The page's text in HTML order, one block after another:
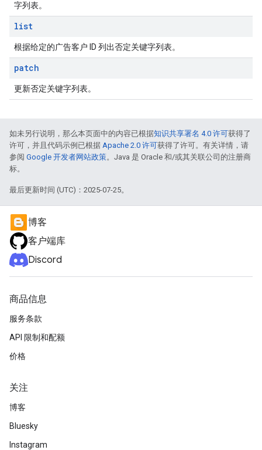
字列表。
list
根据给定的广告客户 ID 列出否定关键字列表。
patch
更新否定关键字列表。
如未另行说明，那么本页面中的内容已根据知识共享署名 4.0 许可获得了
许可，并且代码示例已根据 Apache 2.0 许可获得了许可。有关详情，请
参阅 Google 开发者网站政策。Java 是 Oracle 和/或其关联公司的注册商
标。
最后更新时间 (UTC)：2025-07-25。
博客
客户端库
Discord
商品信息
服务条款
API 限制和配额
价格
关注
博客
Bluesky
Instagram